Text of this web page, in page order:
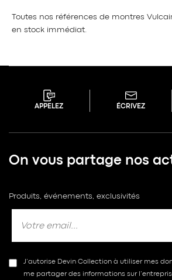
Toutes nos références de montres
en stock immédiat.
APPELEZ ÉCRIVEZ
On vous partage nos
Produits, événements, exclusivités
J’autorise Devin Collection à utiliser mes
me partager des informations sur